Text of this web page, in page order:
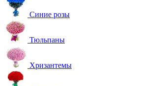
Синие розы
Тюльпаны
Хризантемы